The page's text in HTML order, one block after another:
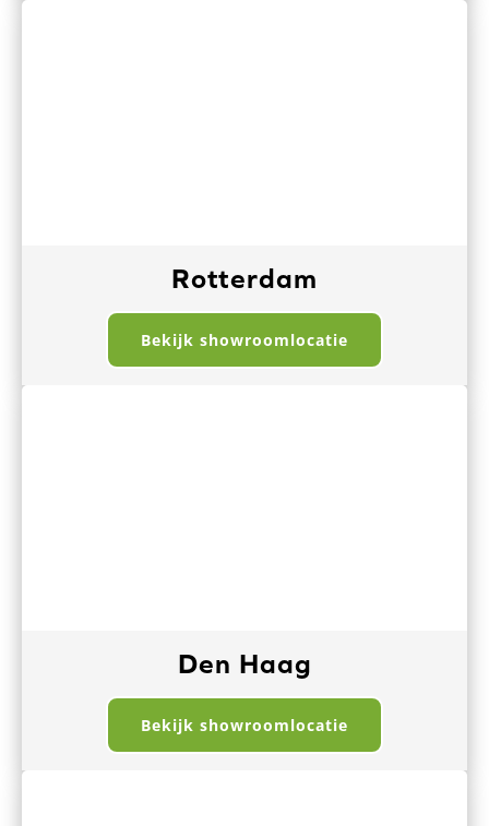
Rotterdam
Bekijk showroomlocatie
Den Haag
Bekijk showroomlocatie